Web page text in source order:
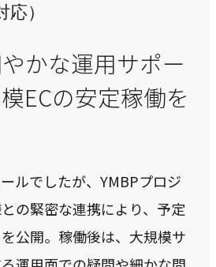
応）
かな運用サポー
ECの安定稼働を
ルでしたが、YMBPプロジ
の緊密な連携により、予定
公開。稼働後は、大規模サ